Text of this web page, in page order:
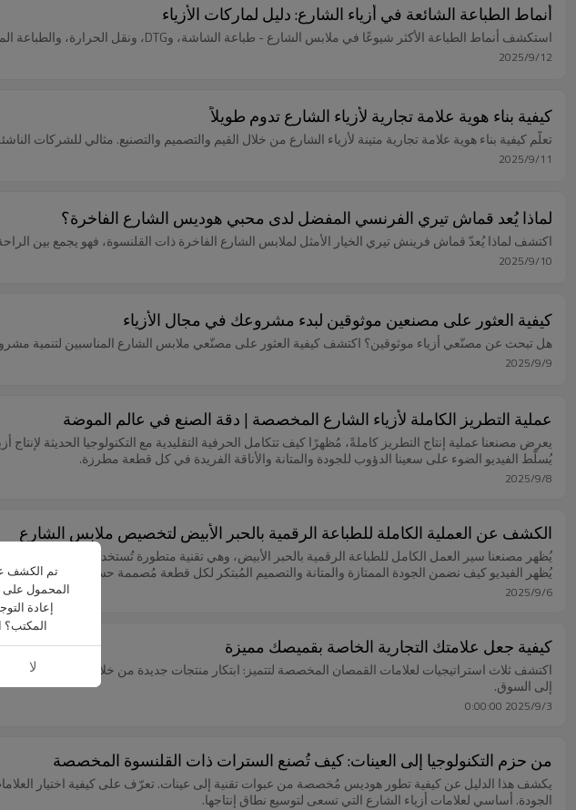
أنماط الطباعة الشائعة في أزياء الشارع: دليل لماركات الأزياء
استكشف أنماط الطباعة الأكثر شيوعًا في ملابس الشارع - طباعة الشاشة، وDTG، ونقل الحرارة، والطباعة المنفوخة، والتطريز - مع رؤى من شركة تصنيع ملابس الشارع الموثوقة.
2025/9/12
كيفية بناء هوية علامة تجارية لأزياء الشارع تدوم طويلاً
تعلّم كيفية بناء هوية علامة تجارية متينة لأزياء الشارع من خلال القيم والتصميم والتصنيع. مثالي للشركات
2025/9/11
لماذا يُعد قماش تيري الفرنسي المفضل لدى محبي هوديس الشارع الفاخرة؟
اكتشف لماذا يُعدّ قماش فرينش تيري الخيار الأمثل لملابس الشارع الفاخرة ذات القلنسوة، فهو يجمع بين الراحة
2025/9/10
كيفية العثور على مصنعين موثوقين لبدء مشروعك في مجال الأزياء
هل تبحث عن مصنّعي أزياء موثوقين؟ اكتشف كيفية العثور على مصنّعي ملابس الشارع المناسبين لتنمية
2025/9/9
عملية التطريز الكاملة لأزياء الشارع المخصصة | دقة الصنع في عالم الموضة
يعرض مصنعنا عملية إنتاج التطريز كاملةً، مُظهرًا كيف تتكامل الحرفية التقليدية مع التكنولوجيا الحديثة
يُسلّط الفيديو الضوء على سعينا الدؤوب للجودة والمتانة والأناقة الفريدة في كل قطعة مطرزة.
2025/9/8
الكشف عن العملية الكاملة للطباعة الرقمية بالحبر الأبيض لتخصيص ملابس الشارع
يُظهر مصنعنا سير العمل الكامل للطباعة الرقمية بالحبر الأبيض، وهي تقنية متطورة تُستخدم على نطاق
يُظهر الفيديو كيف نضمن الجودة الممتازة والمتانة والتصميم المُبتكر لكل قطعة مُصممة حسب الطلب.
2025/9/6
كيفية جعل علامتك التجارية الخاصة بقميصك مميزة
اكتشف ثلاث استراتيجيات لعلامات القمصان المخصصة لتتميز: ابتكار منتجات جديدة من خلال تقنيات
إلى السوق.
2025/9/3 0:00:00
من حزم التكنولوجيا إلى العينات: كيف تُصنع السترات ذات القلنسوة المخصصة
يكشف هذا الدليل عن كيفية تطور هوديس مُخصصة من عبوات تقنية إلى عينات. تعرّف على كيفية اختيار العلامات
الجودة. أساسي لعلامات أزياء الشارع التي تسعى لتوسيع نطاق إنتاجها.
تم الكشف
المحمول على
إعادة
المكتب؟
لا